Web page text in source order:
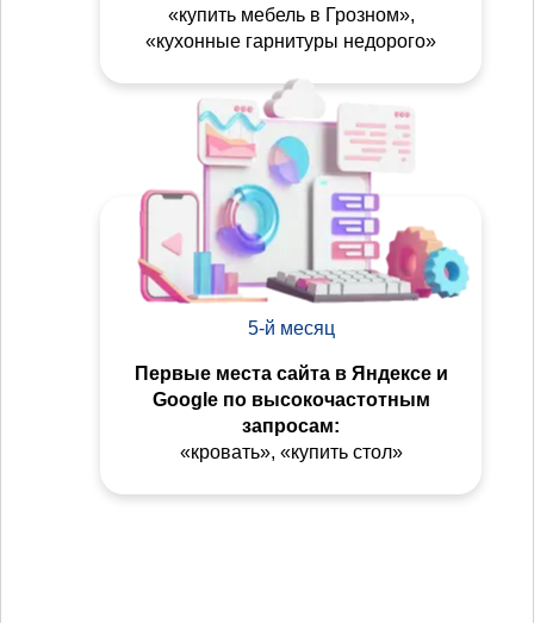
«купить мебель в Грозном»,
«кухонные гарнитуры недорого»
5-й месяц
Первые места сайта в Яндексе и
Google по высокочастотным
запросам:
«кровать», «купить стол»